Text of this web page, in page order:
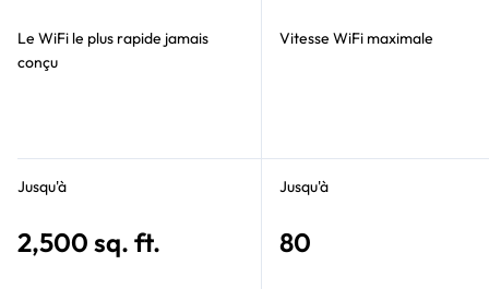
Le WiFi le plus rapide jamais
conçu
Vitesse WiFi maximale
Jusqu'à
2,500 sq. ft.
Jusqu'à
80